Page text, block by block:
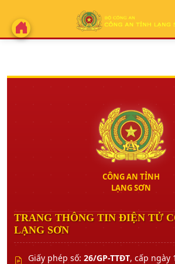
CÔNG AN TỈNH
LẠNG SƠN
TRANG THÔNG TIN ĐIỆN TỬ
LẠNG SƠN
Giấy phép số: 26/GP-TTĐT, cấp ngày